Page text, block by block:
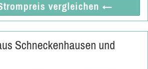
vergleichen ←
Schneckenhausen und